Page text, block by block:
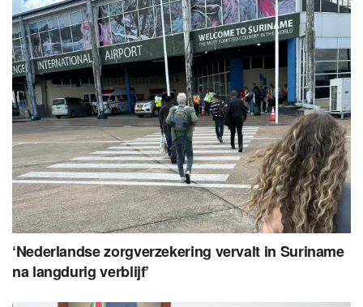
‘Nederlandse zorgverzekering vervalt in Suriname
na langdurig verblijf’